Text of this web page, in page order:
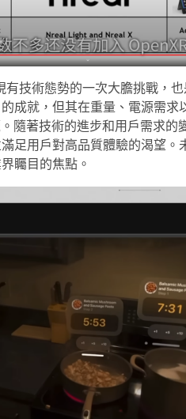
技術態勢的一次大膽挑戰，也
成就，但其在重量、電源需求
隨著技術的進步和用戶需求
足用戶對高品質體驗的渴望
矚目的焦點。